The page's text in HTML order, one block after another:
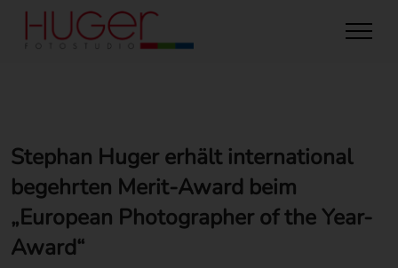
Stephan Huger erhält international
begehrten Merit-Award beim
„European Photographer of the Year-
Award“